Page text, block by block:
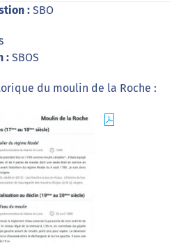
: SBO
: SBOS
du moulin de la Roche :